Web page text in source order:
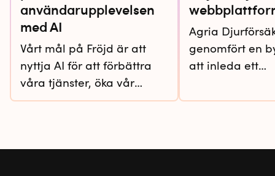
användarupplevelsen
med AI
Vårt mål på Fröjd är att
nyttja AI för att förbättra
våra tjänster, öka vår
effektivitet och erbjuda
har vi hjälpt
Agria
genomfört en
att inleda ett
accelerera